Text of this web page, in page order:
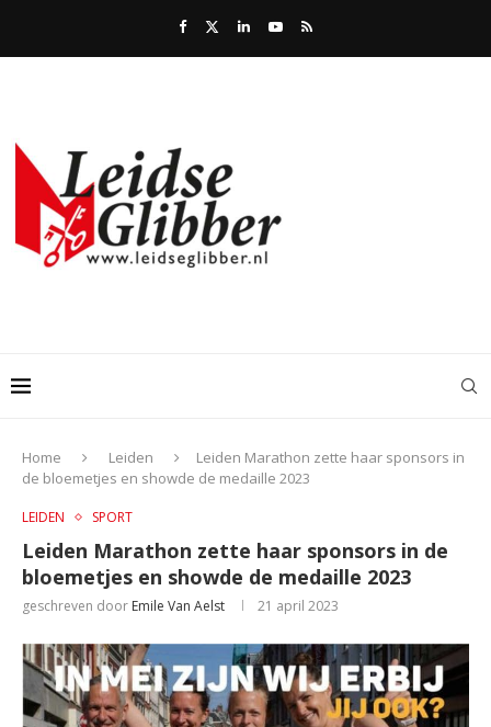
Home Leiden
Leiden Marathon zette haar sponsors in
de bloemetjes en showde de medaille 2023
LEIDEN SPORT
Leiden Marathon zette haar sponsors in de
bloemetjes en showde de medaille 2023
geschreven door Emile Van Aelst 21 april 2023